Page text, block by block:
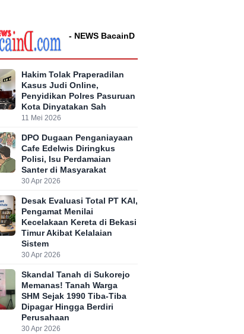
- NEWS BacainD
Hakim Tolak Praperadilan
Kasus Judi Online,
Penyidikan Polres Pasuruan
Kota Dinyatakan Sah
11 Mei 2026
DPO Dugaan Penganiayaan
Cafe Edelwis Diringkus
Polisi, Isu Perdamaian
Santer di Masyarakat
30 Apr 2026
Desak Evaluasi Total PT KAI,
Pengamat Menilai
Kecelakaan Kereta di Bekasi
Timur Akibat Kelalaian
Sistem
30 Apr 2026
Skandal Tanah di Sukorejo
Memanas! Tanah Warga
SHM Sejak 1990 Tiba-Tiba
Dipagar Hingga Berdiri
Perusahaan
30 Apr 2026